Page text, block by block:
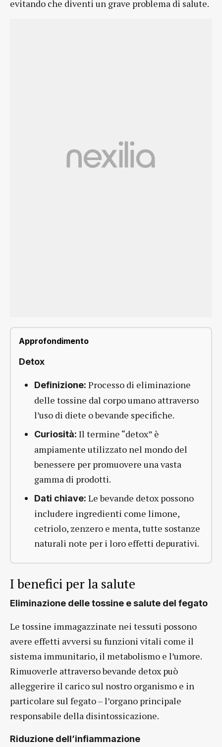
evitando che diventi un grave problema di salute.
Approfondimento
Detox
Definizione: Processo di eliminazione
delle tossine dal corpo umano attraverso
l’uso di diete o bevande specifiche.
Curiosità: Il termine “detox” è
ampiamente utilizzato nel mondo del
benessere per promuovere una vasta
gamma di prodotti.
Dati chiave: Le bevande detox possono
includere ingredienti come limone,
cetriolo, zenzero e menta, tutte sostanze
naturali note per i loro effetti depurativi.
I benefici per la salute
Eliminazione delle tossine e salute del fegato
Le tossine immagazzinate nei tessuti possono
avere effetti avversi su funzioni vitali come il
sistema immunitario, il metabolismo e l’umore.
Rimuoverle attraverso bevande detox può
alleggerire il carico sul nostro organismo e in
particolare sul fegato – l’organo principale
responsabile della disintossicazione.
Riduzione dell’infiammazione